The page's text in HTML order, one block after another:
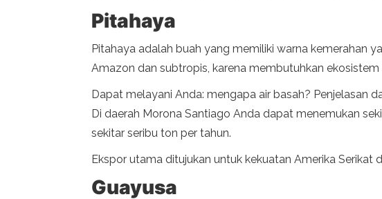
Pitahaya
Pitahaya adalah buah yang memiliki warna kemerahan
Amazon dan subtropis, karena membutuhkan
Dapat melayani Anda: mengapa air basah? Penjelasan
Di daerah Morona Santiago Anda dapat menemukan
sekitar seribu ton per tahun.
Ekspor utama ditujukan untuk kekuatan Amerika Serikat
Guayusa